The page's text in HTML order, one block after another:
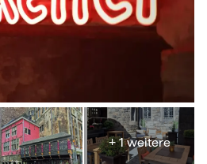
+ 1 weitere